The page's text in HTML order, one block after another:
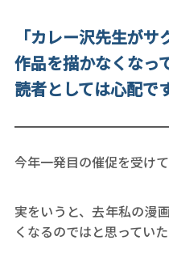
「カレー沢先生がサ
作品を描かなくなっ
読者としては心配で
今年一発目の催促を受け
実をいうと、去年私の漫
くなるのではと思っていた